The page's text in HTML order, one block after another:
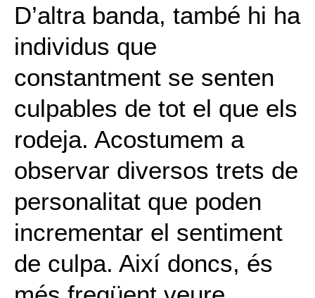
D’altra banda, també hi ha
individus que
constantment se senten
culpables de tot el que els
rodeja. Acostumem a
observar diversos trets de
personalitat que poden
incrementar el sentiment
de culpa. Així doncs, és